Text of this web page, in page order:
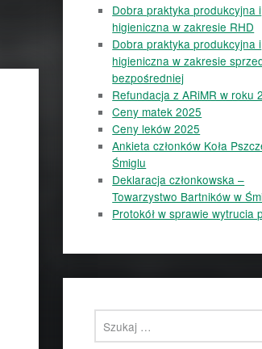
Dobra praktyka produkcyjna i
higieniczna w zakresie RHD
Dobra praktyka produkcyjna i
higieniczna w zakresie
bezpośredniej
Refundacja z ARiMR w roku
Ceny matek 2025
Ceny leków 2025
Ankieta członków Koła
Śmiglu
Deklaracja członkowska –
Towarzystwo Bartników w
Protokół w sprawie wytrucia
Szukaj: